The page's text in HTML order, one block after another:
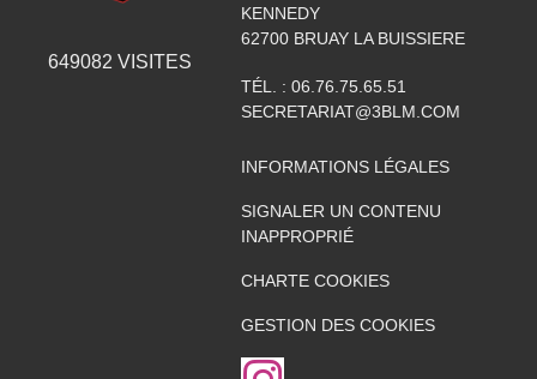
649082 VISITES
KENNEDY
62700 BRUAY LA BUISSIERE
TÉL. : 06.76.75.65.51
SECRETARIAT@3BLM.COM
INFORMATIONS LÉGALES
SIGNALER UN CONTENU
INAPPROPRIÉ
CHARTE COOKIES
GESTION DES COOKIES